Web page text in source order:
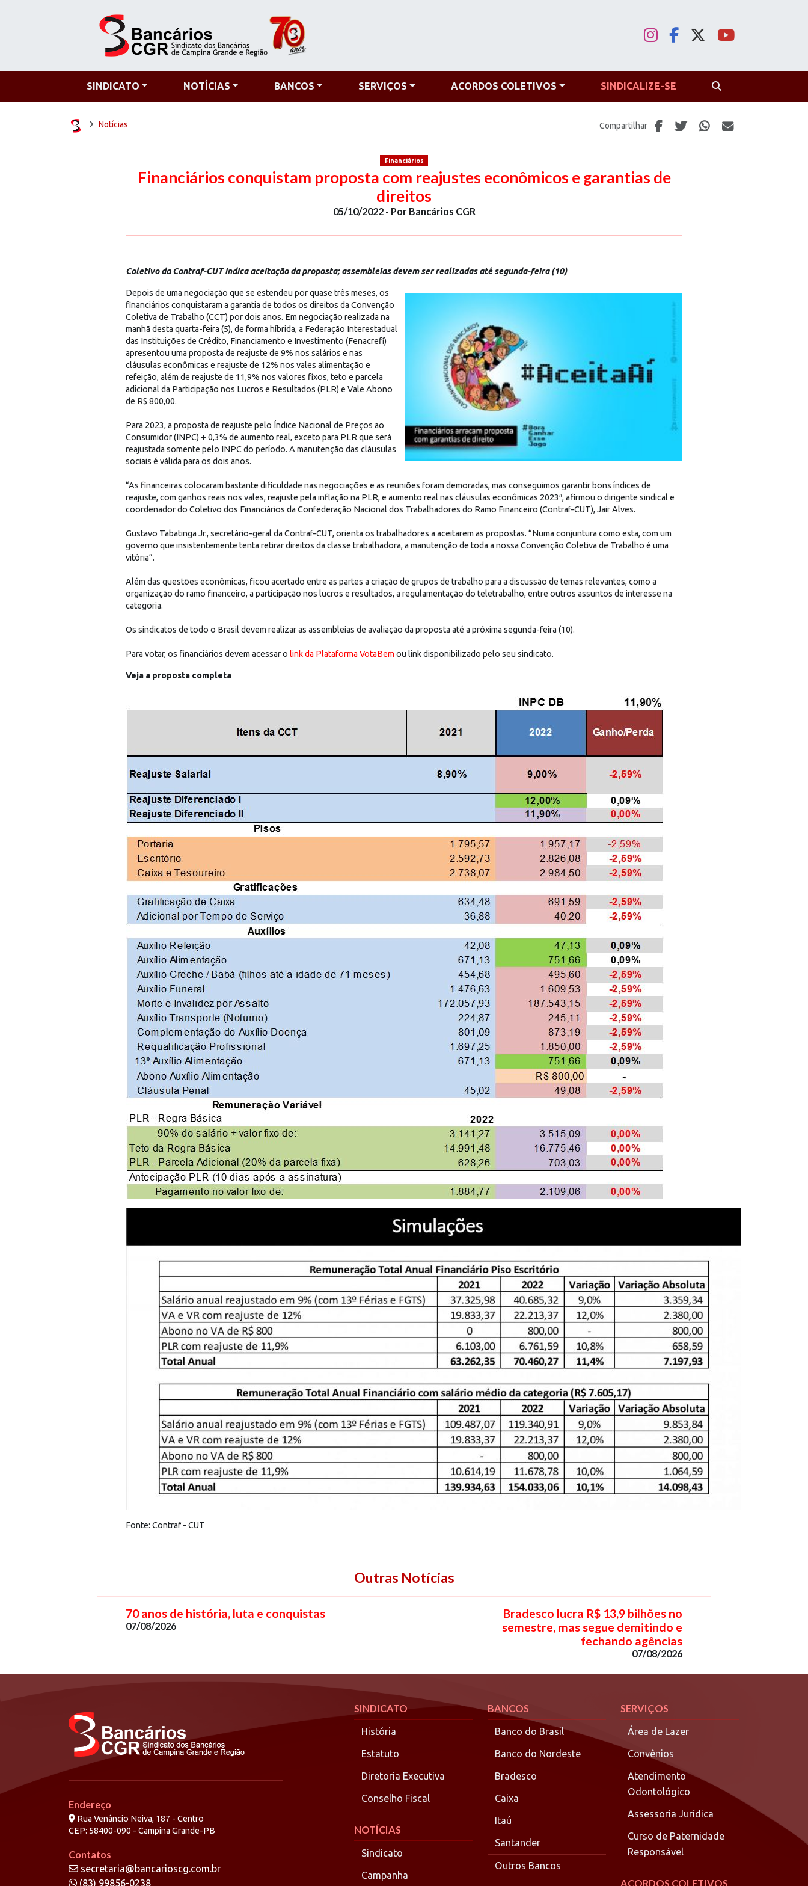
SINDICATO NOTÍCIAS BANCOS SERVIÇOS ACORDOS COLETIVOS SINDICALIZE-SE
Notícias Compartilhar
Financiários
Financiários conquistam proposta com reajustes econômicos e garantias de
direitos
05/10/2022 - Por Bancários CGR
Coletivo da Contraf-CUT indica aceitação da proposta; assembleias devem ser realizadas até segunda-feira (10)
Depois de uma negociação que se estendeu por quase três meses, os
financiários conquistaram a garantia de todos os direitos da Convenção
Coletiva de Trabalho (CCT) por dois anos. Em negociação realizada na
manhã desta quarta-feira (5), de forma híbrida, a Federação Interestadual
das Instituições de Crédito, Financiamento e Investimento (Fenacrefi)
apresentou uma proposta de reajuste de 9% nos salários e nas
cláusulas econômicas e reajuste de 12% nos vales alimentação e
refeição, além de reajuste de 11,9% nos valores fixos, teto e parcela
adicional da Participação nos Lucros e Resultados (PLR) e Vale Abono
de R$ 800,00.
Para 2023, a proposta de reajuste pelo Índice Nacional de Preços ao
Consumidor (INPC) + 0,3% de aumento real, exceto para PLR que será
reajustada somente pelo INPC do período. A manutenção das cláusulas
sociais é válida para os dois anos.
“As financeiras colocaram bastante dificuldade nas negociações e as reuniões foram demoradas, mas conseguimos garantir bons índices de
reajuste, com ganhos reais nos vales, reajuste pela inflação na PLR, e aumento real nas cláusulas econômicas 2023″, afirmou o dirigente sindical e
coordenador do Coletivo dos Financiários da Confederação Nacional dos Trabalhadores do Ramo Financeiro (Contraf-CUT), Jair Alves.
Gustavo Tabatinga Jr., secretário-geral da Contraf-CUT, orienta os trabalhadores a aceitarem as propostas. “Numa conjuntura como esta, com um
governo que insistentemente tenta retirar direitos da classe trabalhadora, a manutenção de toda a nossa Convenção Coletiva de Trabalho é uma
vitória”.
Além das questões econômicas, ficou acertado entre as partes a criação de grupos de trabalho para a discussão de temas relevantes, como a
organização do ramo financeiro, a participação nos lucros e resultados, a regulamentação do teletrabalho, entre outros assuntos de interesse na
categoria.
Os sindicatos de todo o Brasil devem realizar as assembleias de avaliação da proposta até a próxima segunda-feira (10).
Para votar, os financiários devem acessar o link da Plataforma VotaBemou link disponibilizado pelo seu sindicato.
Veja a proposta completa
Fonte: Contraf - CUT
Outras Notícias
70 anos de história, luta e conquistas
07/08/2026
Bradesco lucra R$ 13,9 bilhões no
semestre, mas segue demitindo e
fechando agências
07/08/2026
Endereço
Rua Venâncio Neiva, 187 - Centro
CEP: 58400-090 - Campina Grande-PB
Contatos
secretaria@bancarioscg.com.br
(83) 99856-0238
SINDICATO
História
Estatuto
Diretoria Executiva
Conselho Fiscal
NOTÍCIAS
Sindicato
Campanha
BANCOS
Banco do Brasil
Banco do Nordeste
Bradesco
Caixa
Itaú
Santander
Outros Bancos
SERVIÇOS
Área de Lazer
Convênios
Atendimento
Odontológico
Assessoria Jurídica
Curso de Paternidade
Responsável
ACORDOS COLETIVOS